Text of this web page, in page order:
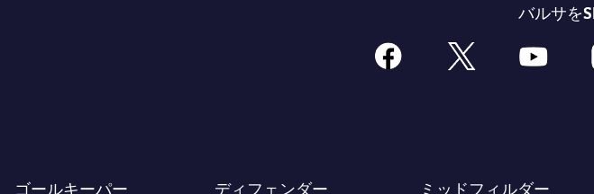
バルサを
facebook x youtube
ゴールキーパー ディフェンダー ミッドフィルダー